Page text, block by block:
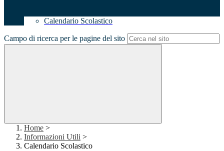
Calendario Scolastico
Campo di ricerca per le pagine del sito
Home >
Informazioni Utili >
Calendario Scolastico